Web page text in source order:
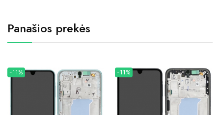
Panašios prekės
-11% -11%